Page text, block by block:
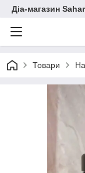
Діа-магазин
Товари